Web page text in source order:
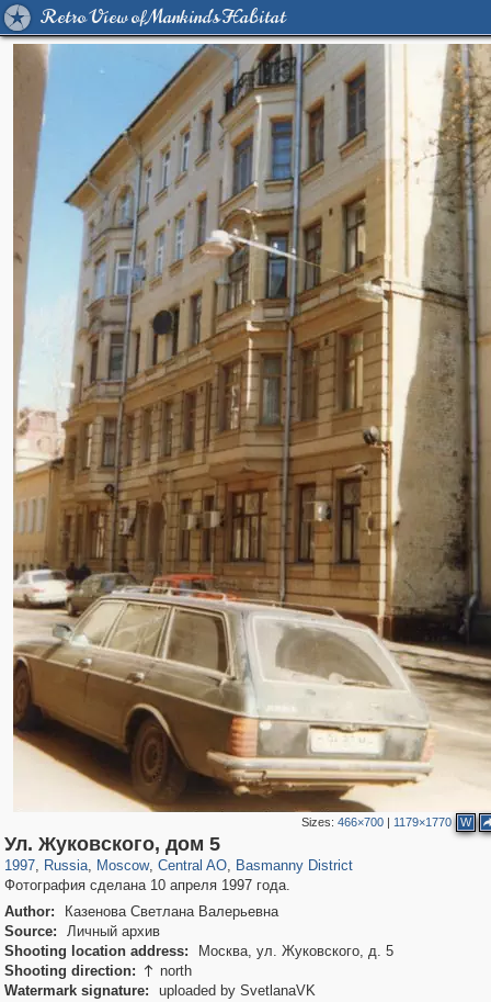
Retro View of Mankind's Habitat
Sizes:466×700 | 1179×1770 W
Ул. Жуковского, дом 5
1997, Russia
1,407,857 29,263
, Moscow
319,968 8,295
, Central AO
160,055 5,920
, Basmanny District
13,215
Фотография сделана 10 апреля 1997 года.
Author:
Казенова Светлана Валерьевна
Source:
Личный архив
Shooting location address:
Москва, ул. Жуковского, д. 5
Shooting direction:  north
Watermark signature:
uploaded by SvetlanaVK